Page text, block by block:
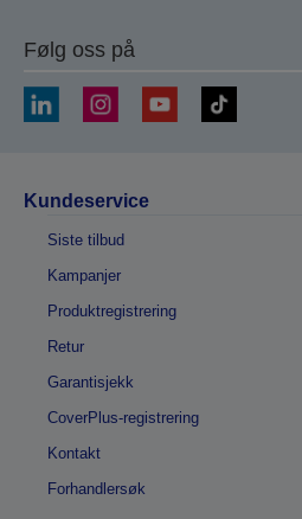
Følg oss på
Kundeservice
Siste tilbud
Kampanjer
Produktregistrering
Retur
Garantisjekk
CoverPlus-registrering
Kontakt
Forhandlersøk